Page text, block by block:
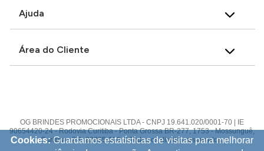
Ajuda
Área do Cliente
OG BRINDES PROMOCIONAIS LTDA - CNPJ 19.641.020/0001-70 | IE
90654420-24 - Rodovia Curitiba - Ponta Grossa BR-277, 1753 - Mossunguê,
Curitiba - PR, 82305-100 © Todos os direitos reservados.
Cookies:Guardamos estatísticas de visitas para melhorar